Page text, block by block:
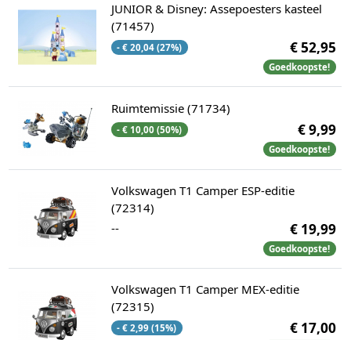
JUNIOR & Disney: Assepoesters kasteel
(71457)
- € 20,04 (27%) € 52,95
Goedkoopste!
Ruimtemissie (71734)
- € 10,00 (50%) € 9,99
Goedkoopste!
Volkswagen T1 Camper ESP-editie
(72314)
--
€ 19,99
Goedkoopste!
Volkswagen T1 Camper MEX-editie
(72315)
- € 2,99 (15%) € 17,00